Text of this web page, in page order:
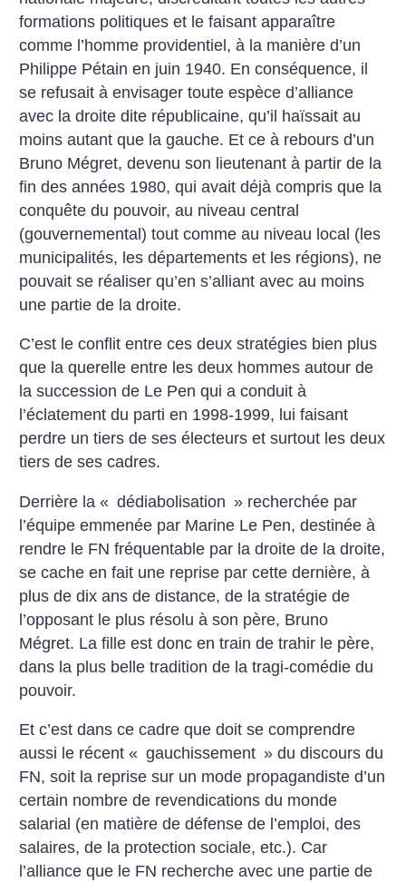
formations politiques et le faisant apparaître
comme l’homme providentiel, à la manière d’un
Philippe Pétain en juin 1940. En conséquence, il
se refusait à envisager toute espèce d’alliance
avec la droite dite républicaine, qu’il haïssait au
moins autant que la gauche. Et ce à rebours d’un
Bruno Mégret, devenu son lieutenant à partir de la
fin des années 1980, qui avait déjà compris que la
conquête du pouvoir, au niveau central
(gouvernemental) tout comme au niveau local (les
municipalités, les départements et les régions), ne
pouvait se réaliser qu’en s’alliant avec au moins
une partie de la droite.
C’est le conflit entre ces deux stratégies bien plus
que la querelle entre les deux hommes autour de
la succession de Le Pen qui a conduit à
l’éclatement du parti en 1998-1999, lui faisant
perdre un tiers de ses électeurs et surtout les deux
tiers de ses cadres.
Derrière la « dédiabolisation » recherchée par
l’équipe emmenée par Marine Le Pen, destinée à
rendre le FN fréquentable par la droite de la droite,
se cache en fait une reprise par cette dernière, à
plus de dix ans de distance, de la stratégie de
l’opposant le plus résolu à son père, Bruno
Mégret. La fille est donc en train de trahir le père,
dans la plus belle tradition de la tragi-comédie du
pouvoir.
Et c’est dans ce cadre que doit se comprendre
aussi le récent « gauchissement » du discours du
FN, soit la reprise sur un mode propagandiste d’un
certain nombre de revendications du monde
salarial (en matière de défense de l’emploi, des
salaires, de la protection sociale, etc.). Car
l’alliance que le FN recherche avec une partie de